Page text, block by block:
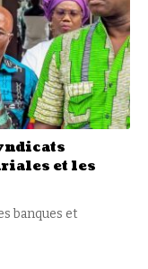
et les
banques et